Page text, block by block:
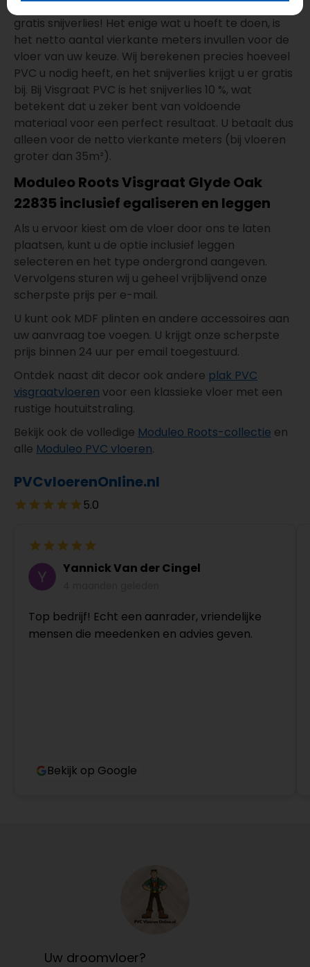
Bij de aanschaf van een PVC vloer profiteert u van
gratis snijverlies! Het enige wat u hoeft te doen, is
het netto aantal vierkante meters invullen voor de
vloer van uw keuze. Wij berekenen precies hoeveel
PVC u nodig heeft, en het snijverlies krijgt u er gratis
bij. Bij Visgraat PVC is het snijverlies 10 %, wat
betekent dat u zeker bent van voldoende
materiaal voor een perfect resultaat. U betaalt dus
alleen voor de netto vierkante meters (bij vloeren
groter dan 35m²).
Moduleo Roots Visgraat Glyde Oak
22835 inclusief egaliseren en leggen
Als u ervoor kiest om de vloer door ons te laten
plaatsen, kunt u de optie inclusief leggen
selecteren en het type ondergrond aangeven.
Vervolgens sturen wij u geheel vrijblijvend onze
scherpste prijs per e-mail.
U kunt ook MDF plinten en andere accessoires aan
uw aanvraag toe voegen. U krijgt onze scherpste
prijs binnen 24 uur per email toegestuurd.
Ontdek naast dit decor ook andere plak PVC
visgraatvloeren voor een klassieke vloer met een
rustige houtuitstraling.
Bekijk ook de volledige Moduleo Roots-collectie en
alle Moduleo PVC vloeren.
PVCvloerenOnline.nl
5.0
Yannick Van der Cingel
Top bedrijf! Echt een aanrader, vriendelijke
mensen die meedenken en advies geven.
Bekijk op Google
Uw droomvloer?